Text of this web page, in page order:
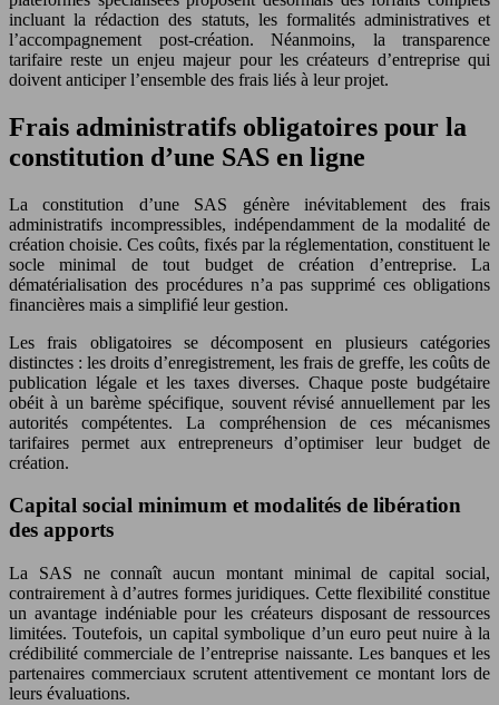
incluant la rédaction des statuts, les formalités administratives et
l’accompagnement post-création. Néanmoins, la transparence
tarifaire reste un enjeu majeur pour les créateurs d’entreprise qui
doivent anticiper l’ensemble des frais liés à leur projet.
Frais administratifs obligatoires pour la
constitution d’une SAS en ligne
La constitution d’une SAS génère inévitablement des frais
administratifs incompressibles, indépendamment de la modalité de
création choisie. Ces coûts, fixés par la réglementation, constituent le
socle minimal de tout budget de création d’entreprise. La
dématérialisation des procédures n’a pas supprimé ces obligations
financières mais a simplifié leur gestion.
Les frais obligatoires se décomposent en plusieurs catégories
distinctes : les droits d’enregistrement, les frais de greffe, les coûts de
publication légale et les taxes diverses. Chaque poste budgétaire
obéit à un barème spécifique, souvent révisé annuellement par les
autorités compétentes. La compréhension de ces mécanismes
tarifaires permet aux entrepreneurs d’optimiser leur budget de
création.
Capital social minimum et modalités de libération
des apports
La SAS ne connaît aucun montant minimal de capital social,
contrairement à d’autres formes juridiques. Cette flexibilité constitue
un avantage indéniable pour les créateurs disposant de ressources
limitées. Toutefois, un capital symbolique d’un euro peut nuire à la
crédibilité commerciale de l’entreprise naissante. Les banques et les
partenaires commerciaux scrutent attentivement ce montant lors de
leurs évaluations.